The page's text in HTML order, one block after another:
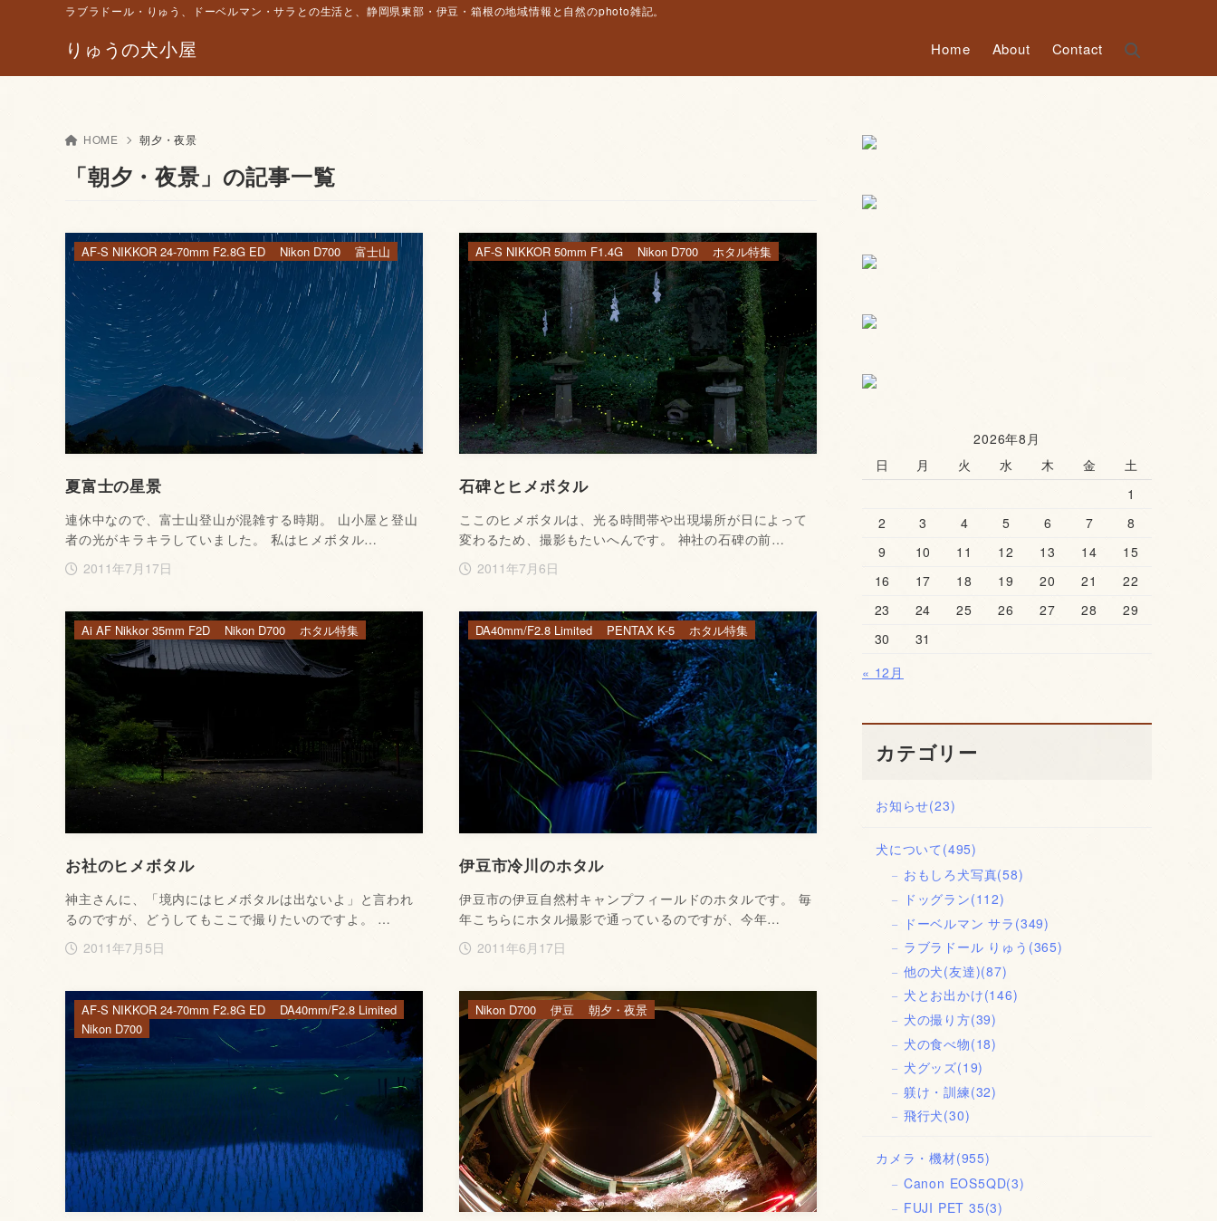
りゅうの犬小屋
ラブラドール・りゅう、ドーベルマン・サラとの生活と、静岡県東部・伊豆・箱根の地域情報と自然のphoto雑記。
Home About Contact
HOME 朝夕・夜景
「朝夕・夜景」の記事一覧
夏富士の星景
連休中なので、富士山登山が混雑する時期。 山小屋と登山
者の光がキラキラしていました。 私はヒメボタル…
2011年7月17日
AF-S NIKKOR 24-70mm F2.8G ED Nikon D700 富士山
石碑とヒメボタル
ここのヒメボタルは、光る時間帯や出現場所が日によって
変わるため、撮影もたいへんです。 神社の石碑の前…
2011年7月6日
AF-S NIKKOR 50mm F1.4G Nikon D700 ホタル特集
お社のヒメボタル
神主さんに、「境内にはヒメボタルは出ないよ」と言われ
るのですが、どうしてもここで撮りたいのですよ。 …
2011年7月5日
Ai AF Nikkor 35mm F2D Nikon D700 ホタル特集
伊豆市冷川のホタル
伊豆市の伊豆自然村キャンプフィールドのホタルです。 毎
年こちらにホタル撮影で通っているのですが、今年…
2011年6月17日
DA40mm/F2.8 Limited PENTAX K-5 ホタル特集
AF-S NIKKOR 24-70mm F2.8G ED
DA40mm/F2.8 Limited
Nikon D700
Nikon D700 伊豆 朝夕・夜景
2026年8月
日
月 火 水 木 金
土
1
2
3 4 5 6 7
8
9
10 11 12 13 14
15
16
17 18 19 20 21
22
23
24 25 26 27 28
29
30
31
« 12月
カテゴリー
お知らせ(23)
犬について (495)
おもしろ犬写真(58)
ドッグラン(112)
ドーベルマン サラ (349)
ラブラドール りゅう (365)
他の犬(友達)(87)
犬とお出かけ(146)
犬の撮り方(39)
犬の食べ物(18)
犬グッズ(19)
躾け・訓練(32)
飛行犬(30)
カメラ・機材(955)
Canon EOS5QD(3)
FUJI PET 35(3)